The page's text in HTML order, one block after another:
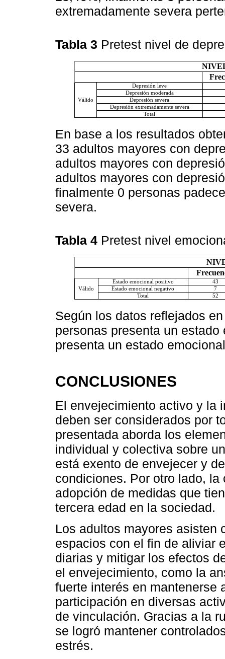
extremadamente severa
Tabla 3 Pretest nivel de
Válido
Depresión leve
Depresión moderada
Depresión severa
Depresión extremadamente severa
Total
En base a los resultados
33 adultos mayores con
adultos mayores con
adultos mayores con
finalmente 0 personas
severa.
Tabla 4 Pretest nivel
Válido
Estado emocional positivo
43
Estado emocional negativo
7
Total
52
Según los datos reflejados
personas presenta un
presenta un estado
CONCLUSIONES
El envejecimiento activo y la
deben ser considerados por
presentada aborda los
individual y colectiva sobre
está exento de envejecer y
condiciones. Por otro lado,
adopción de medidas que
tercera edad en la sociedad.
Los adultos mayores asisten
espacios con el fin de aliviar
diarias y mitigar los efectos
el envejecimiento, como la
fuerte interés en mantenerse
participación en diversas
de vinculación. Gracias a la
se logró mantener
estrés.